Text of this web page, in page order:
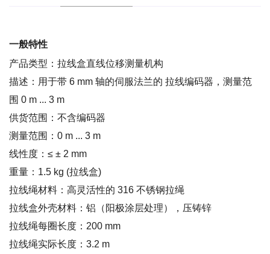
一般特性
产品类型：拉线盒直线位移测量机构
描述：用于带 6 mm 轴的伺服法兰的 拉线编码器，测量范
围 0 m ... 3 m
供货范围：不含编码器
测量范围：0 m ... 3 m
线性度：≤ ± 2 mm
重量：1.5 kg (拉线盒)
拉线绳材料：高灵活性的 316 不锈钢拉绳
拉线盒外壳材料：铝（阳极涂层处理），压铸锌
拉线绳每圈长度：200 mm
拉线绳实际长度：3.2 m